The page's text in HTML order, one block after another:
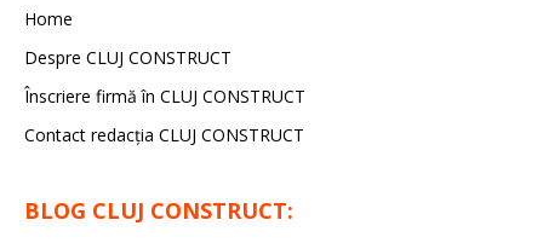
Home
Despre CLUJ CONSTRUCT
Înscriere firmă în CLUJ CONSTRUCT
Contact redacția CLUJ CONSTRUCT
BLOG CLUJ CONSTRUCT: